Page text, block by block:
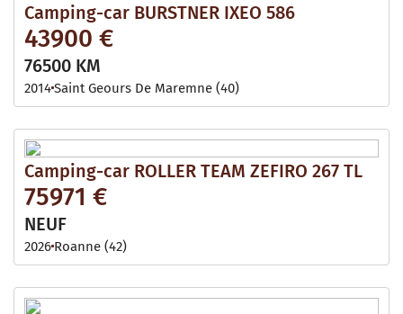
Camping-car BURSTNER IXEO 586
43900 €
76500 KM
2014Saint Geours De Maremne (40)
Camping-car ROLLER TEAM ZEFIRO 267 TL
75971 €
NEUF
2026 Roanne (42)